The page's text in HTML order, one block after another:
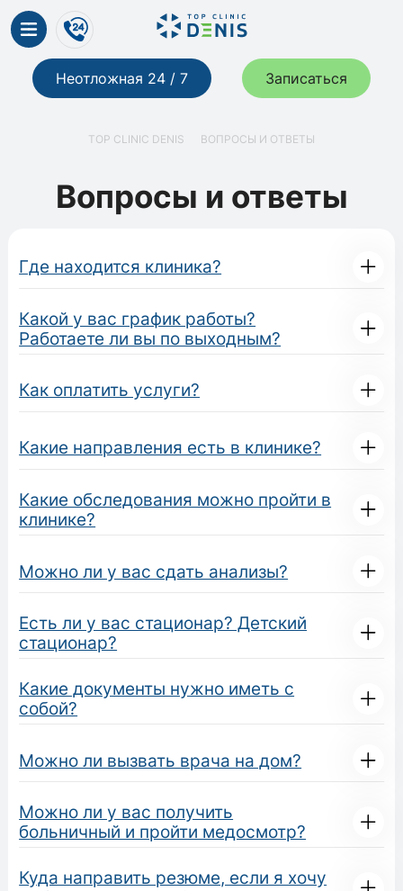
Неотложная 24 / 7 Записаться
TOP CLINIC DENIS ВОПРОСЫ И ОТВЕТЫ
Вопросы и ответы
Где находится клиника?
Какой у вас график работы?
Работаете ли вы по выходным?
Как оплатить услуги?
Какие направления есть в клинике?
Какие обследования можно пройти в
клинике?
Можно ли у вас сдать анализы?
Есть ли у вас стационар? Детский
стационар?
Какие документы нужно иметь с
собой?
Можно ли вызвать врача на дом?
Можно ли у вас получить
больничный и пройти медосмотр?
Куда направить резюме, если я хочу